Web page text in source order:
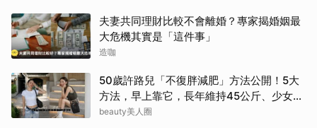
夫妻共同理財比較不會離婚？專家揭婚姻最
大危機其實是「這件事」
造咖
50歲許路兒「不復胖減肥」方法公開！5大
方法，早上靠它，長年維持45公斤、少女感
滿滿
beauty美人圈